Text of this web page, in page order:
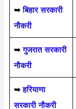
➥बिहार सरकारी
नौकरी
➥ गुजरात सरकारी
नौकरी
➥हरियाणा
सरकारी नौकरी